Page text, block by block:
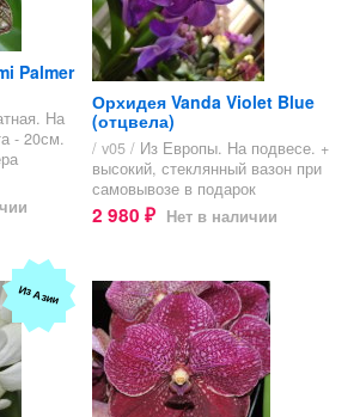
Palmer
На
- 20см.
Орхидея Vanda Violet Blue
(отцвела)
/ v05 / Из Европы. На подвесе. +
высокий, стеклянный вазон при
самовывозе в подарок
2 980 ₽ Нет в наличии
Из Азии